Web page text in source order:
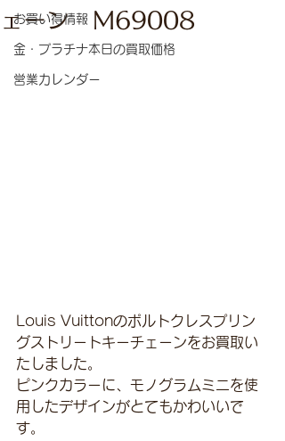
お買い得情報
金・プラチナ本日の買取価格
営業カレンダー
ェーン M69008
Louis Vuittonのポルトクレスプリン
グストリートキーチェーンをお買取い
たしました。
ピンクカラーに、モノグラムミニを使
用したデザインがとてもかわいいで
す。